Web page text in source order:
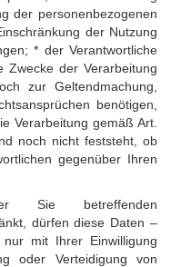
der personenbezogenen
der Nutzung
* der Verantwortliche
Zwecke der Verarbeitung
zur Geltendmachung,
benötigen,
Verarbeitung gemäß Art.
noch nicht feststeht, ob
gegenüber Ihren
Sie betreffenden
dürfen diese Daten –
mit Ihrer Einwilligung
oder Verteidigung von